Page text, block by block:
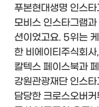
푸본현대생명 인스
모비스 인스타그램
션이었고요. 5위는
한 비에이티주식회
칼텍스 페이스북과
강원관광재단 인스
담당한 크로스오버